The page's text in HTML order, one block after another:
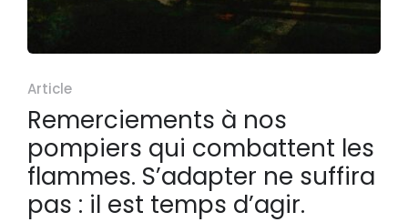
Article
Remerciements à nos
pompiers qui combattent les
flammes. S’adapter ne suffira
pas : il est temps d’agir.